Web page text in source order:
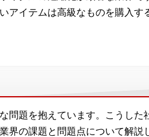
アイテムは高級なものを購入
問題を抱えています。こうした
界の課題と問題点について解説